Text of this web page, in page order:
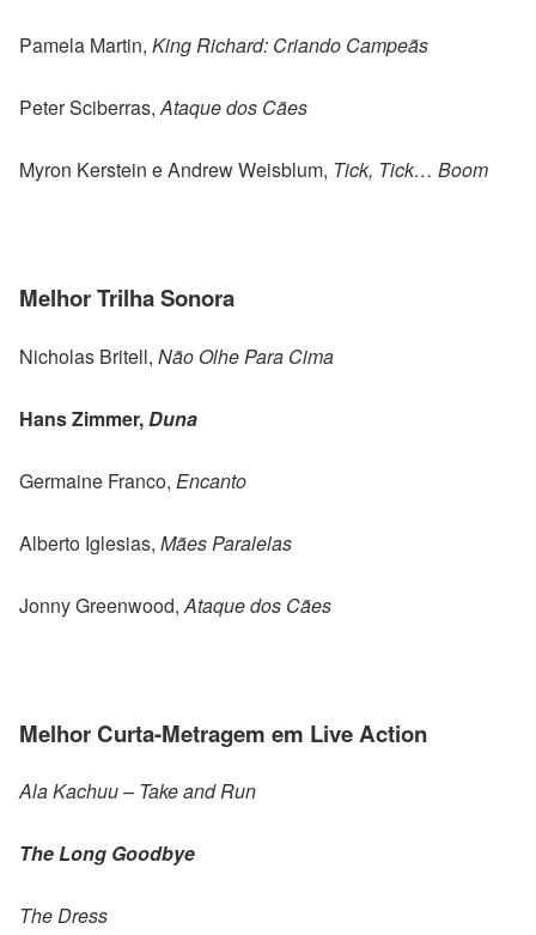
Pamela Martin, King Richard: Criando Campeãs
Peter Sciberras,Ataque dos Cães
Myron Kerstein e Andrew Weisblum, Tick, Tick… Boom
Melhor Trilha Sonora
Nicholas Britell, Não Olhe Para Cima
Hans Zimmer,Duna
Germaine Franco, Encanto
Alberto Iglesias, Mães Paralelas
Jonny Greenwood,Ataque dos Cães
Melhor Curta-Metragem em Live Action
Ala Kachuu – Take and Run
The Long Goodbye
The Dress